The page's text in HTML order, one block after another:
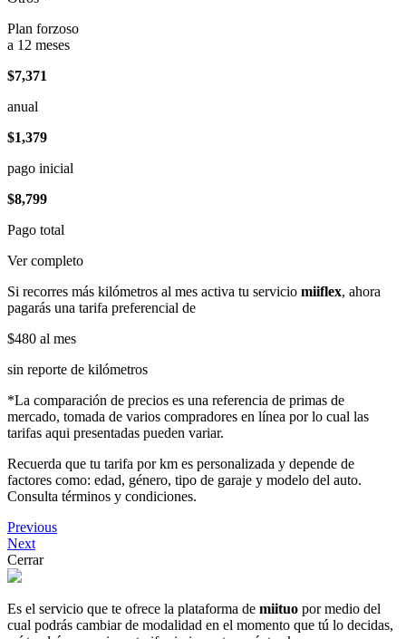
Plan forzoso
a 12 meses
$7,371
anual
$1,379
pago inicial
$8,799
Pago total
Ver completo
Si recorres más kilómetros al mes activa tu servicio miiflex, ahora
pagarás una tarifa preferencial de
$480 al mes
sin reporte de kilómetros
*La comparación de precios es una referencia de primas de
mercado, tomada de varios compradores en línea por lo cual las
tarifas aqui presentadas pueden variar.
Recuerda que tu tarifa por km es personalizada y depende de
factores como: edad, género, tipo de garaje y modelo del auto.
Consulta términos y condiciones.
Previous
Next
Cerrar
Es el servicio que te ofrece la plataforma de miituo por medio del
cual podrás cambiar de modalidad en el momento que tú lo decidas,